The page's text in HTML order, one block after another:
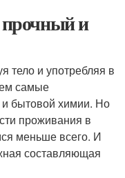
прочный и
тело и употребляя в
самые
и бытовой химии. Но
проживания в
меньше всего. И
составляющая